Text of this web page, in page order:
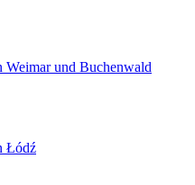
Weimar und Buchenwald
Łódź